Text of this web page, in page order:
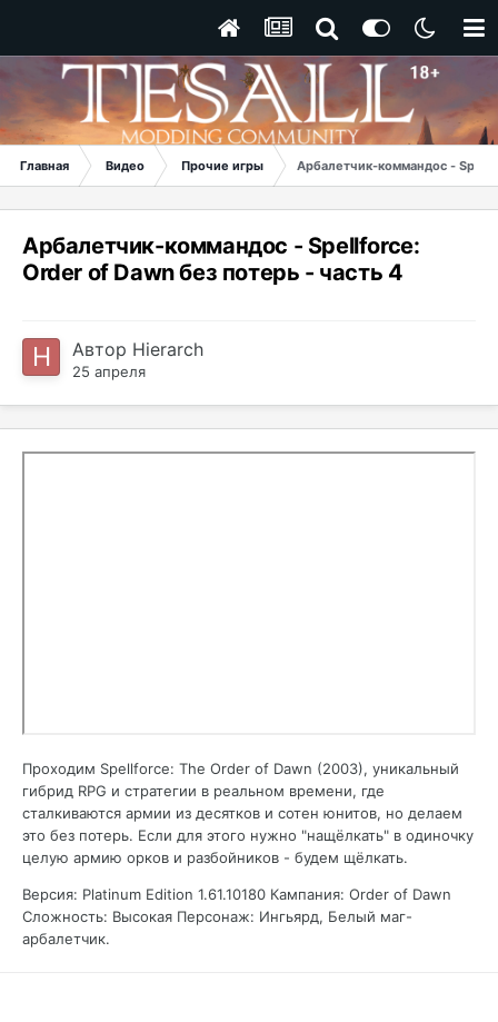
Главная Видео Прочие игры Арбалетчик-коммандос -
Арбалетчик-коммандос - Spellforce:
Order of Dawn без потерь - часть 4
Автор Hierarch
25 апреля
Проходим Spellforce: The Order of Dawn (2003), уникальный
гибрид RPG и стратегии в реальном времени, где
сталкиваются армии из десятков и сотен юнитов, но делаем
это без потерь. Если для этого нужно "нащёлкать" в одиночку
целую армию орков и разбойников - будем щёлкать.
Версия: Platinum Edition 1.61.10180 Кампания: Order of Dawn
Сложность: Высокая Персонаж: Ингьярд, Белый маг-
арбалетчик.